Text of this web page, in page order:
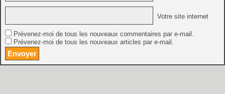
Votre site internet
Prévenez-moi de tous les nouveaux commentaires par e-mail.
Prévenez-moi de tous les nouveaux articles par e-mail.